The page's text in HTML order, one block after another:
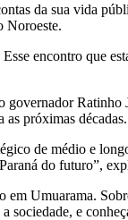
da sua vida
Noroeste.
encontro que
governador
as próximas décadas.
de médio e
do futuro”,
em Umuarama.
sociedade, e